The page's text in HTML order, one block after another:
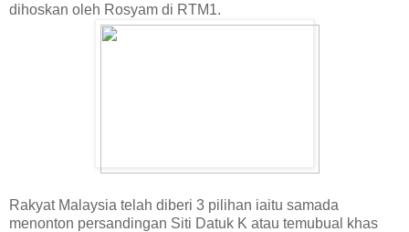
dihoskan oleh Rosyam di RTM1.
Rakyat Malaysia telah diberi 3 pilihan iaitu samada
menonton persandingan Siti Datuk K atau temubual khas